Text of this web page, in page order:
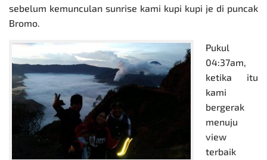
sebelum kemunculan sunrise kami kupi kupi je di puncak
Bromo.
Pukul
04:37am,
ketika itu
kami
bergerak
menuju
view
terbaik